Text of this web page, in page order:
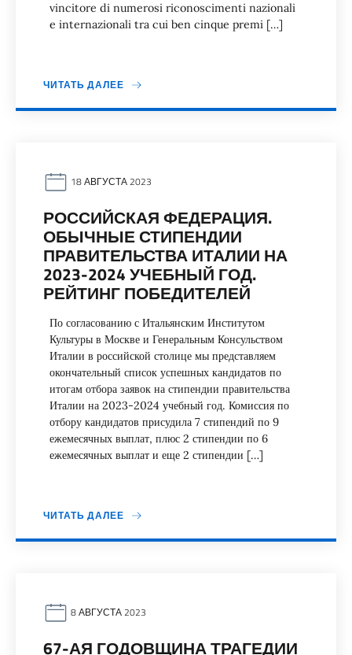
vincitore di numerosi riconoscimenti nazionali
e internazionali tra cui ben cinque premi […]
ЧИТАТЬ ДАЛЕЕ
18 АВГУСТА 2023
РОССИЙСКАЯ ФЕДЕРАЦИЯ.
ОБЫЧНЫЕ СТИПЕНДИИ
ПРАВИТЕЛЬСТВА ИТАЛИИ НА
2023-2024 УЧЕБНЫЙ ГОД.
РЕЙТИНГ ПОБЕДИТЕЛЕЙ
По согласованию с Итальянским Институтом
Культуры в Москве и Генеральным Консульством
Италии в российской столице мы представляем
окончательный список успешных кандидатов по
итогам отбора заявок на стипендии правительства
Италии на 2023-2024 учебный год. Комиссия по
отбору кандидатов присудила 7 стипендий по 9
ежемесячных выплат, плюс 2 стипендии по 6
ежемесячных выплат и еще 2 стипендии […]
ЧИТАТЬ ДАЛЕЕ
8 АВГУСТА 2023
67-АЯ ГОДОВЩИНА ТРАГЕДИИ